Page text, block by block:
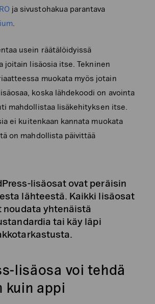
ja sivustohakua parantava
usein räätälöidyissä
joitain lisäosia itse. Tekninen
muokata myös jotain
koska lähdekoodi on avointa
mahdollistaa lisäkehityksen itse.
ei kuitenkaan kannata muokata
on mahdollista päivittää
lisäosat ovat peräisin
lähteestä. Kaikki lisäosat
noudata yhtenäistä
tai käy läpi
lisäosa voi tehdä
kuin appi